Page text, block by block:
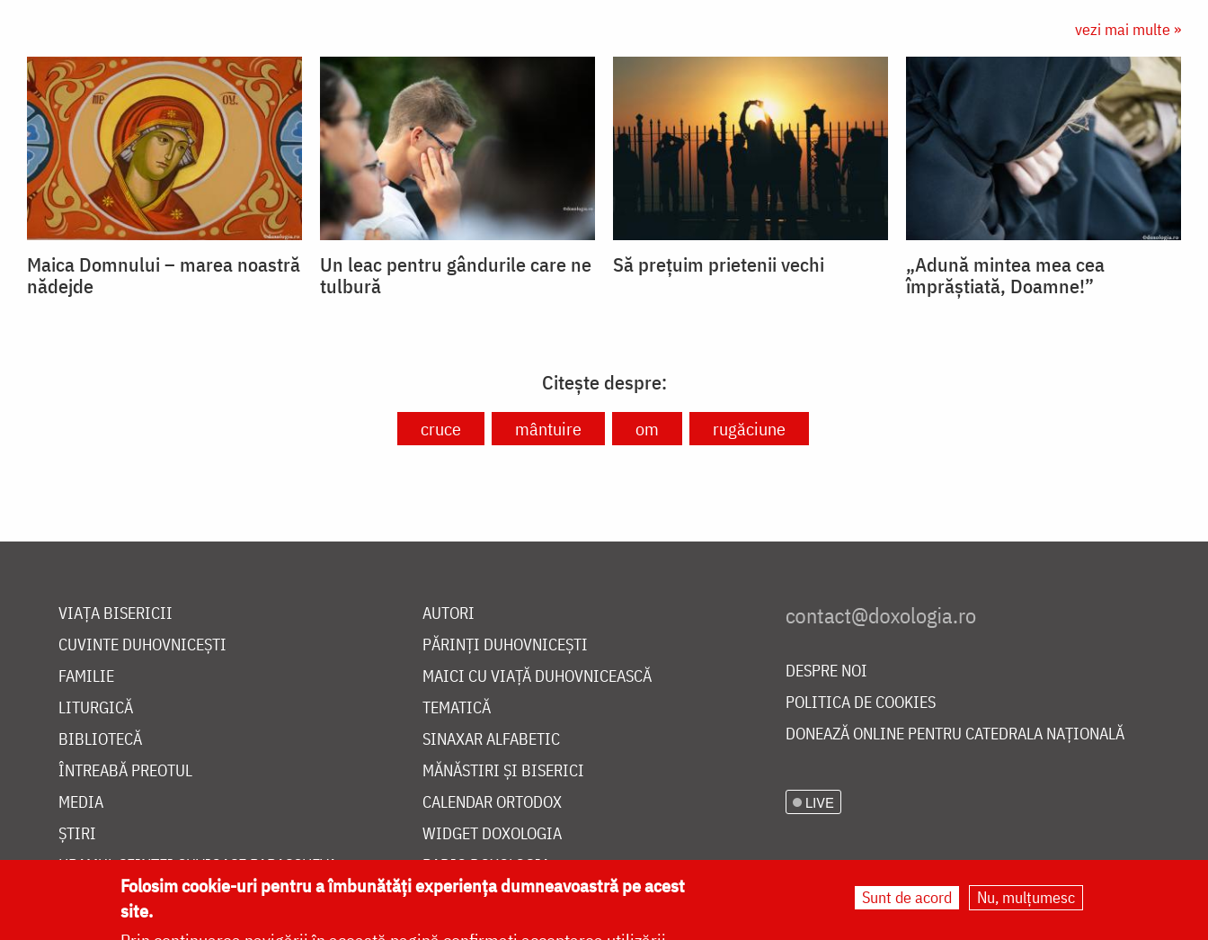
vezi mai multe »
Maica Domnului – marea noastră
nădejde
Un leac pentru gândurile care ne
tulbură
Să prețuim prietenii vechi
„Adună mintea mea cea
împrăștiată, Doamne!”
Citește despre:
cruce mântuire om rugăciune
VIAȚA BISERICII
CUVINTE DUHOVNICEȘTI
FAMILIE
LITURGICĂ
BIBLIOTECĂ
ÎNTREABĂ PREOTUL
MEDIA
ȘTIRI
HRAMUL SFINTEI CUVIOASE PARASCHEVA
AUTORI
PĂRINȚI DUHOVNICEȘTI
MAICI CU VIAȚĂ DUHOVNICEASCĂ
TEMATICĂ
SINAXAR ALFABETIC
MĂNĂSTIRI ȘI BISERICI
CALENDAR ORTODOX
WIDGET DOXOLOGIA
RADIO DOXOLOGIA
DESPRE NOI
POLITICA DE COOKIES
DONEAZĂ ONLINE PENTRU CATEDRALA NAȚIONALĂ
LIVE
Folosim cookie-uri pentru a îmbunătăți experiența dumneavoastră pe acest
site.
Sunt de acord Nu, mulțumesc